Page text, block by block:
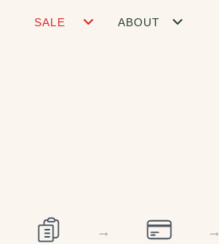
SALE ABOUT
→ →